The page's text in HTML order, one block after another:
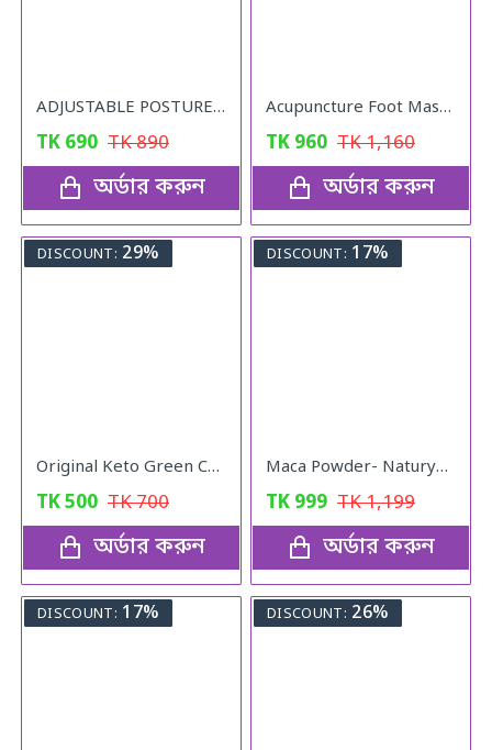
ADJUSTABLE POSTURE Back Support Belt (UNISEX)
TK 690 TK890
অর্ডার করুন
Acupuncture Foot Massager
TK 960 TK1,160
অর্ডার করুন
DISCOUNT: 29%
Original Keto Green Coffee weight loss
TK500 TK700
অর্ডার করুন
DISCOUNT: 17%
Maca Powder- Naturya Organic
TK 999 TK1,199
অর্ডার করুন
DISCOUNT: 17% DISCOUNT: 26%